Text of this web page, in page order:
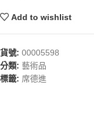
Add to wishlist
貨號: 00005598
分類: 藝術品
標籤: 席德進